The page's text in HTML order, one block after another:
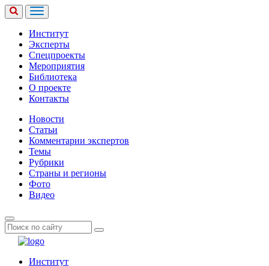
Институт
Эксперты
Спецпроекты
Мероприятия
Библиотека
О проекте
Контакты
Новости
Статьи
Комментарии экспертов
Темы
Рубрики
Страны и регионы
Фото
Видео
Институт